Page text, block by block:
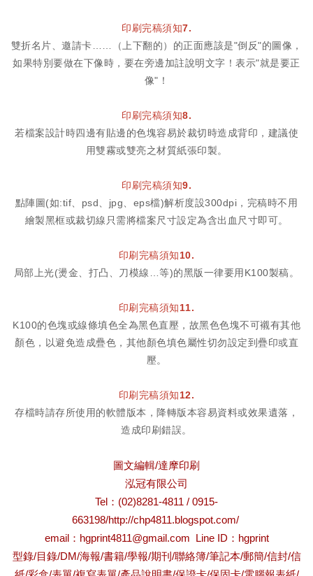
印刷完稿須知7.
雙折名片、邀請卡……（上下翻的）的正面應該是"倒反"的圖像，
如果特別要做在下像時，要在旁邊加註說明文字！表示"就是要正
像"！
印刷完稿須知8.
若檔案設計時四邊有貼邊的色塊容易於裁切時造成背印，建議使
用雙霧或雙亮之材質紙張印製。
印刷完稿須知9.
點陣圖(如:tif、psd、jpg、eps檔)解析度設300dpi，完稿時不用
繪製黑框或裁切線只需將檔案尺寸設定為含出血尺寸即可。
印刷完稿須知10.
局部上光(燙金、打凸、刀模線…等)的黑版一律要用K100製稿。
印刷完稿須知11.
K100的色塊或線條填色全為黑色直壓，故黑色色塊不可襯有其他
顏色，以避免造成疊色，其他顏色填色屬性切勿設定到疊印或直
壓。
印刷完稿須知12.
存檔時請存所使用的軟體版本，降轉版本容易資料或效果遺落，
造成印刷錯誤。
圖文編輯/達摩印刷
泓冠有限公司
Tel ： (02)8281-4811 / 0915-
663198/http://chp4811.blogspot.com/
email：hgprint4811@gmail.com Line ID ： hgprint
型錄/目錄/DM/海報/書籍/學報/期刊 /聯絡簿/筆記本/郵簡/信封/信